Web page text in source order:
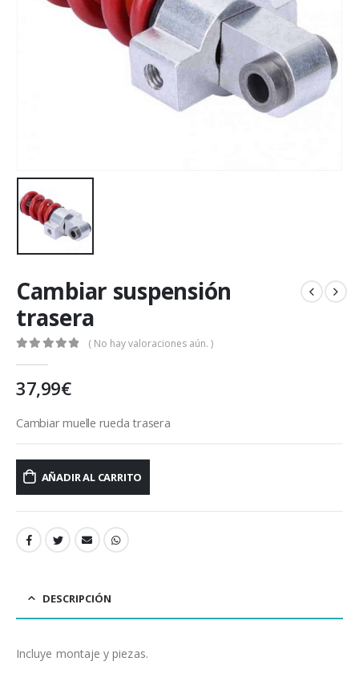
Cambiar suspensión
trasera
( No hay valoraciones aún. )
37,99€
Cambiar muelle rueda trasera
AÑADIR AL CARRITO
DESCRIPCIÓN
Incluye montaje y piezas.